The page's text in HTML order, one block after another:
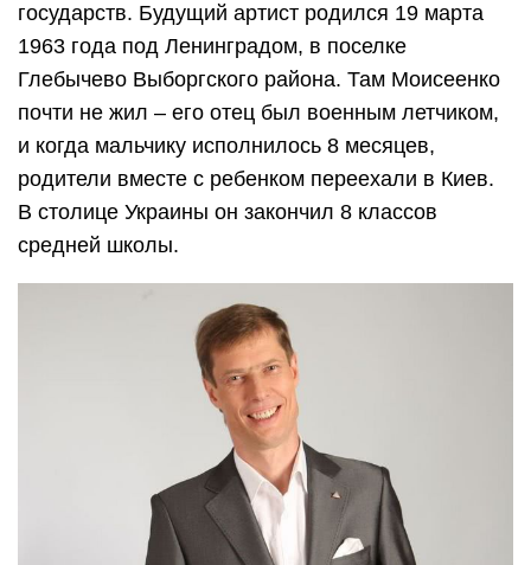
государств. Будущий артист родился 19 марта
1963 года под Ленинградом, в поселке
Глебычево Выборгского района. Там Моисеенко
почти не жил – его отец был военным летчиком,
и когда мальчику исполнилось 8 месяцев,
родители вместе с ребенком переехали в Киев.
В столице Украины он закончил 8 классов
средней школы.